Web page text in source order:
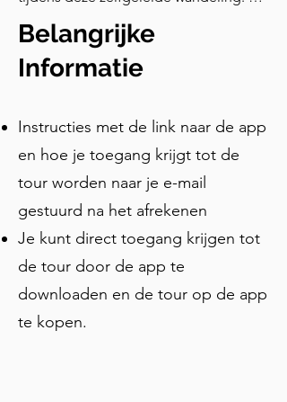
middeleeuwse huizen, torens en
historische tuinen te zien. Deze tour is
de perfecte oriëntatie voor degenen
belangrijkste bezienswaardigheden
willen bekijken en de geschiedenis
willen ervaren.
Belangrijke
Informatie
Instructies met de link naar de app
en hoe je toegang krijgt tot de
tour worden naar je e-mail
gestuurd na het afrekenen
Je kunt direct toegang krijgen tot
de tour door de app te
downloaden en de tour op de app
te kopen.